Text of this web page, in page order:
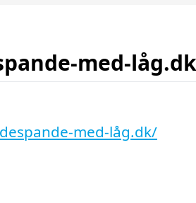
med-låg.dk
med-låg.dk/